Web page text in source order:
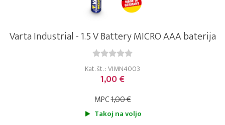
Varta Industrial - 1.5 V Battery MICRO AAA baterija
Kat. št. : VIMN4003
1,00 €
MPC1,00 €
Takoj na voljo